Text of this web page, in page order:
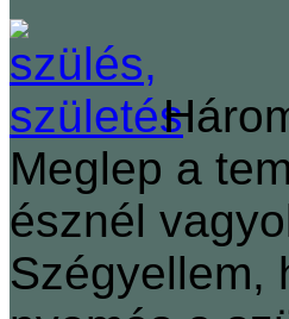
Meglep a
észnél
Szégyellem,